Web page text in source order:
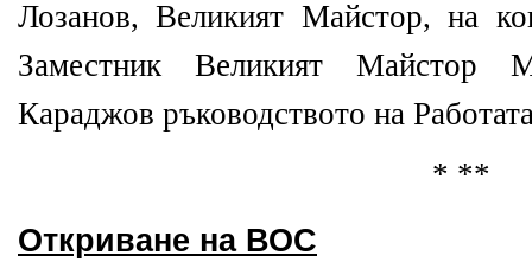
Лозанов, Великият Майстор, на
Заместник Великият
Караджов ръководството на
* **
Откриване на ВОС